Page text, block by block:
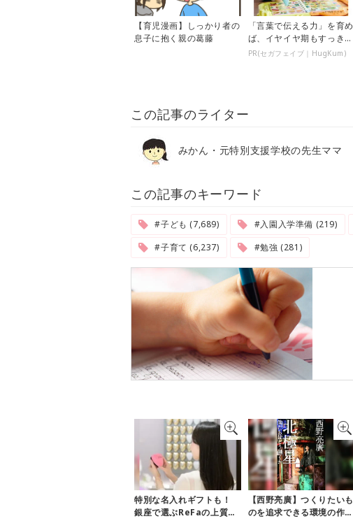
【育児漫画】しっかり者の
息子に抱く親の葛藤
「言葉で伝える力」を育め
ば、イヤイヤ期もすっき
り！ 「アンパンマン こ
PR(セガフェイブ｜HugKum)
この記事のライター
みかん・元特別支援学校の先生ママ
この記事のキーワード
#子ども (7,689) #入園入学準備 (219)
#子育て (6,237)
#勉強 (281)
特別な名入れギフトも！
銀座で選ぶReFaの上質ケ
【西野亮廣】つくりたいも
のを追求できる環境の作り